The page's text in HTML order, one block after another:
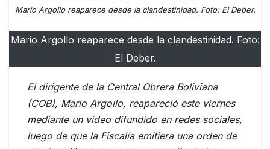
Mario Argollo reaparece desde la clandestinidad. Foto: El Deber.
Mario Argollo reaparece desde la clandestinidad. Foto:
El Deber.
El dirigente de la Central Obrera Boliviana
(COB), Mario Argollo, reapareció este viernes
mediante un video difundido en redes sociales,
luego de que la Fiscalía emitiera una orden de